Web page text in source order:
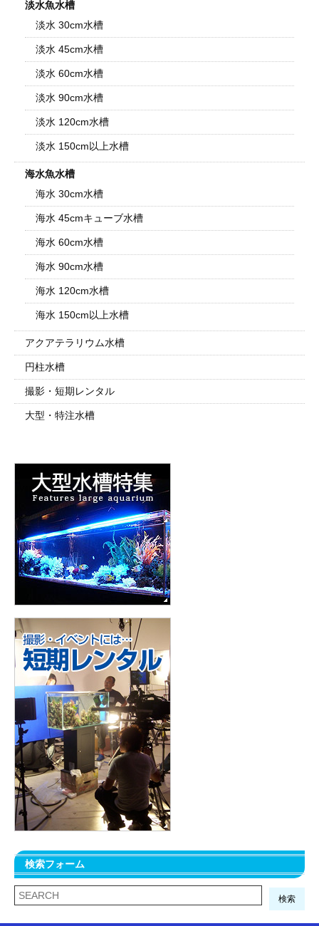
淡水魚水槽
淡水 30cm水槽
淡水 45cm水槽
淡水 60cm水槽
淡水 90cm水槽
淡水 120cm水槽
淡水 150cm以上水槽
海水魚水槽
海水 30cm水槽
海水 45cmキューブ水槽
海水 60cm水槽
海水 90cm水槽
海水 120cm水槽
海水 150cm以上水槽
アクアテラリウム水槽
円柱水槽
撮影・短期レンタル
大型・特注水槽
検索フォーム
検索